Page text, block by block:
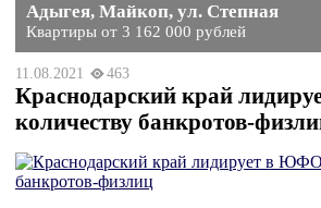
Адыгея, Майкоп, ул. Степная
Квартиры от 3 162 000 рублей
11.08.2021 463
Краснодарский край
количеству банкротов-